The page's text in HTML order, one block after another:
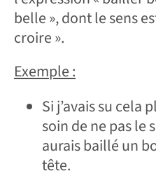
belle », dont le sens
croire ».
Exemple :
Si j’avais su cela
soin de ne pas le
aurais baillé un
tête.